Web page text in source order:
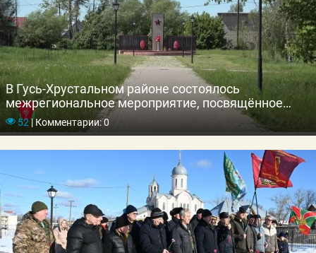
В Гусь-Хрустальном районе состоялось
межрегиональное мероприятие, посвящённое
Дню пограничника
52|Комментарии: 0